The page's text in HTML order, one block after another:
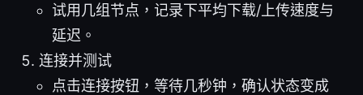
试用几组节点，记录下平均下载/上传速度与
延迟。
连接并测试
点击连接按钮，等待几秒钟，确认状态变成